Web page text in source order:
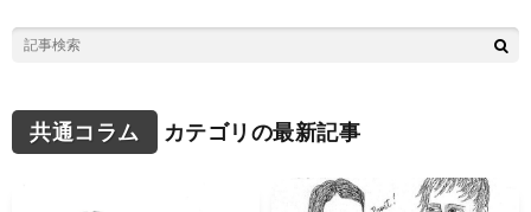
共通コラム カテゴリの最新記事